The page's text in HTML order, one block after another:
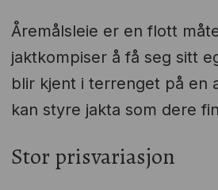
Åremålsleie er en flott
jaktkompiser å få seg sitt
blir kjent i terrenget på en
kan styre jakta som dere
Stor prisvariasjon